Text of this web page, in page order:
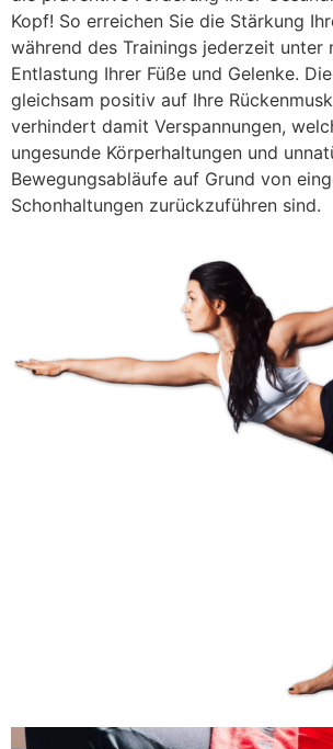
Kopf! So erreichen Sie die Stärkung
während des Trainings jederzeit unter
Entlastung Ihrer Füße und Gelenke.
gleichsam positiv auf Ihre
verhindert damit Verspannungen,
ungesunde Körperhaltungen und
Bewegungsabläufe auf Grund von
Schonhaltungen zurückzuführen sind.